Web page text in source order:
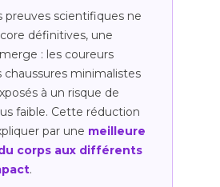
preuves scientifiques ne
définitives, une
: les coureurs
chaussures minimalistes
à un risque de
faible. Cette réduction
par une meilleure
corps aux différents
.